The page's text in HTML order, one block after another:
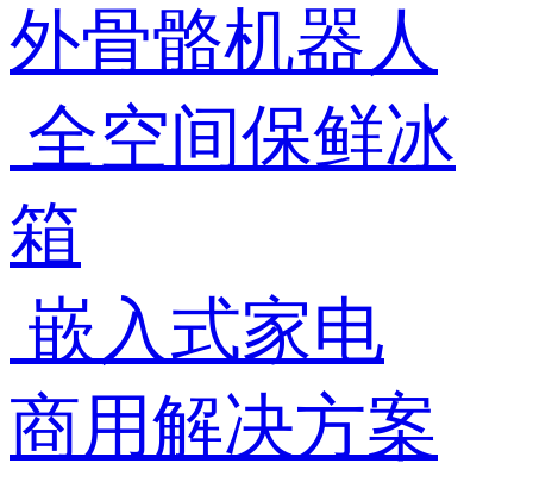
外骨骼机器人
全空间保鲜冰
箱
嵌入式家电
商用解决方案